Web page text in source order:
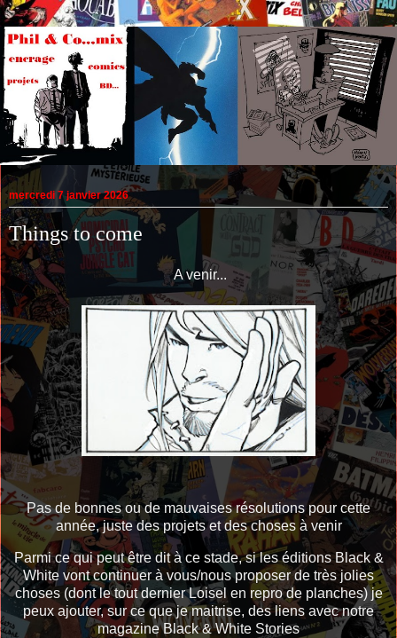
mercredi 7 janvier 2026
Things to come
A venir...
Pas de bonnes ou de mauvaises résolutions pour cette
année, juste des projets et des choses à venir
Parmi ce qui peut être dit à ce stade, si les éditions Black &
White vont continuer à vous/nous proposer de très jolies
choses (dont le tout dernier Loisel en repro de planches) je
peux ajouter, sur ce que je maitrise, des liens avec notre
magazine Black & White Stories